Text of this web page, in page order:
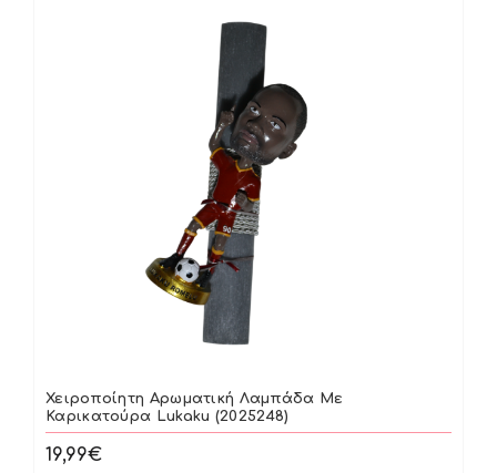
Χειροποίητη Αρωματική Λαμπάδα Με
Καρικατούρα Lukaku (2025248)
19,99€